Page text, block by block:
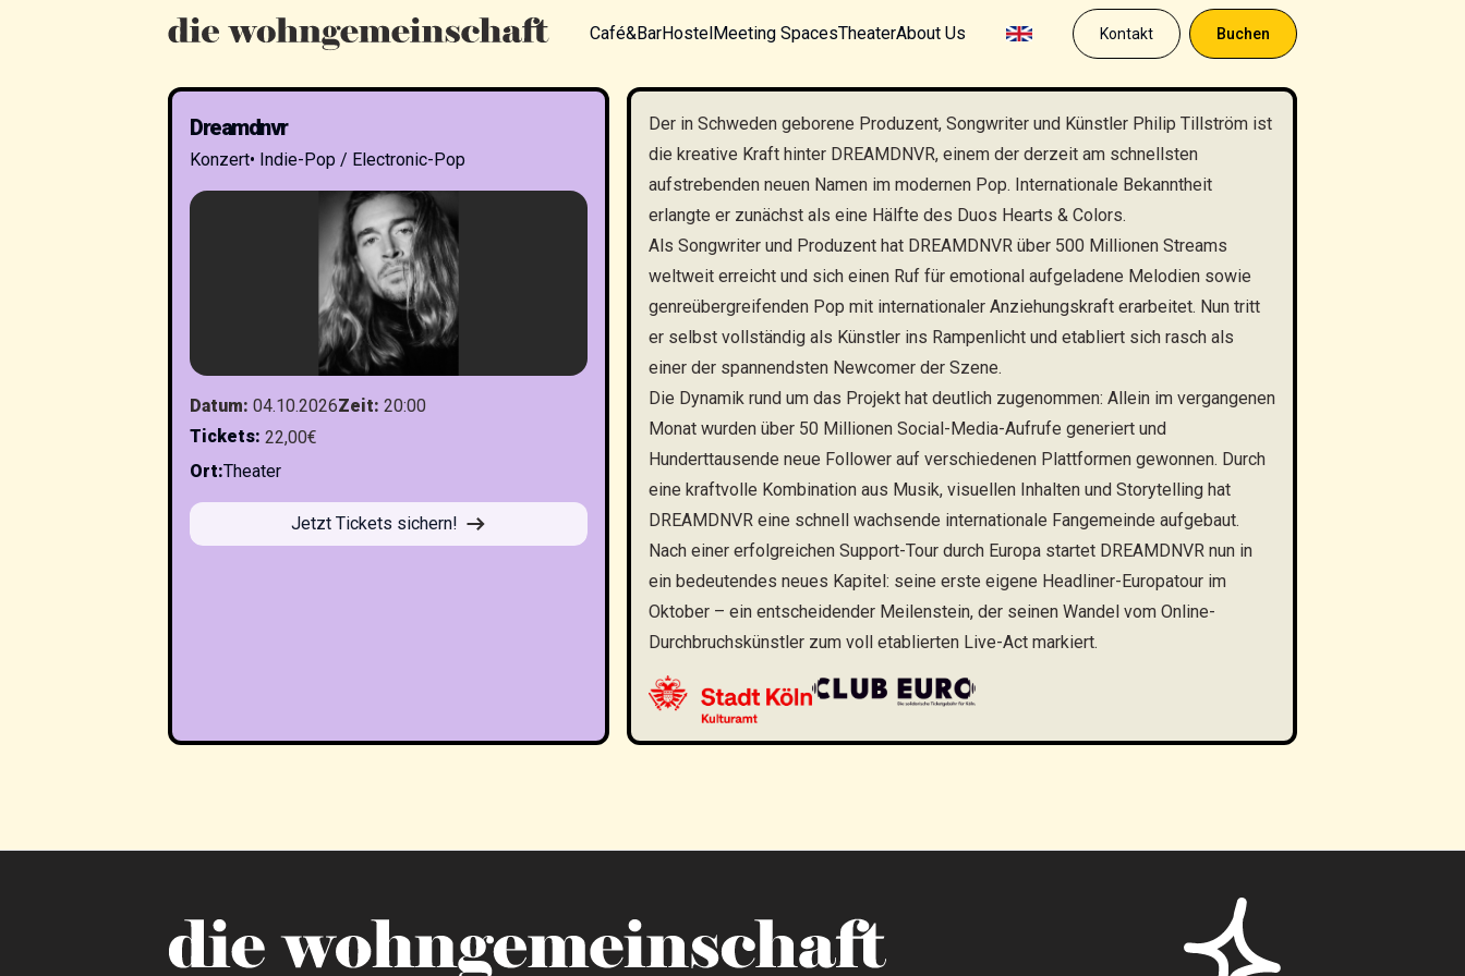
Café&BarHostelMeeting SpacesTheaterAbout Us Kontakt Buchen
Dreamdnvr
Konzert• Indie-Pop / Electronic-Pop
Datum: 04.10.2026Zeit: 20:00
Tickets: 22,00€
Ort:Theater
Jetzt Tickets sichern!
Der in Schweden geborene Produzent, Songwriter und Künstler Philip Tillström ist
die kreative Kraft hinter DREAMDNVR, einem der derzeit am schnellsten
aufstrebenden neuen Namen im modernen Pop. Internationale Bekanntheit
erlangte er zunächst als eine Hälfte des Duos Hearts & Colors.
Als Songwriter und Produzent hat DREAMDNVR über 500 Millionen Streams
weltweit erreicht und sich einen Ruf für emotional aufgeladene Melodien sowie
genreübergreifenden Pop mit internationaler Anziehungskraft erarbeitet. Nun tritt
er selbst vollständig als Künstler ins Rampenlicht und etabliert sich rasch als
einer der spannendsten Newcomer der Szene.
Die Dynamik rund um das Projekt hat deutlich zugenommen: Allein im vergangenen
Monat wurden über 50 Millionen Social-Media-Aufrufe generiert und
Hunderttausende neue Follower auf verschiedenen Plattformen gewonnen. Durch
eine kraftvolle Kombination aus Musik, visuellen Inhalten und Storytelling hat
DREAMDNVR eine schnell wachsende internationale Fangemeinde aufgebaut.
Nach einer erfolgreichen Support-Tour durch Europa startet DREAMDNVR nun in
ein bedeutendes neues Kapitel: seine erste eigene Headliner-Europatour im
Oktober – ein entscheidender Meilenstein, der seinen Wandel vom Online-
Durchbruchskünstler zum voll etablierten Live-Act markiert.